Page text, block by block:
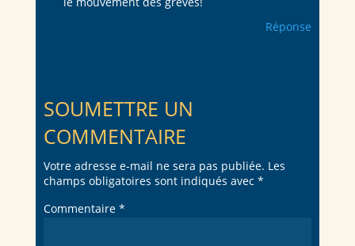
Réponse
SOUMETTRE UN
COMMENTAIRE
Votre adresse e-mail ne sera pas publiée. Les
champs obligatoires sont indiqués avec *
Commentaire *